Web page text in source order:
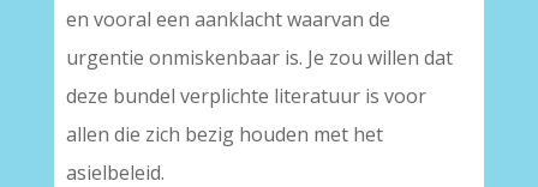
en vooral een aanklacht waarvan de
urgentie onmiskenbaar is. Je zou willen dat
deze bundel verplichte literatuur is voor
allen die zich bezig houden met het
asielbeleid.